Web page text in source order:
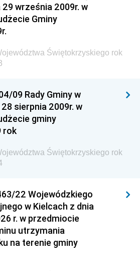
Ministra Środowiska
Ministra Edukacji
Ministra Przemysłu
Ministra Finansów i Gospodarki
Ministra do Spraw Unii
Agencji Wywiadu
września 2009r. w
Gminy
Świętokrzyskiego rok
09 Rady Gminy w
sierpnia 2009r. w
gminy
rok
Świętokrzyskiego rok
22 Wojewódzkiego
w Kielcach z dnia
r. w przedmiocie
utrzymania
na terenie gminy